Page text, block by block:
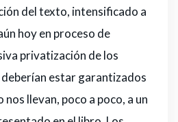
del texto, intensificado a
hoy en proceso de
privatización de los
estar garantizados
llevan, poco a poco, a un